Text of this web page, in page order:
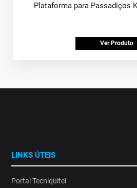
Plataforma para Passadiços
Ver Produto
LINKS ÚTEIS
Portal Tecniquitel